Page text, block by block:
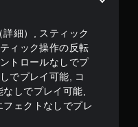
細）, スティック
ィック操作の反転
トロールなしでプ
でプレイ可能, コ
しでプレイ可能,
ェクトなしでプレ